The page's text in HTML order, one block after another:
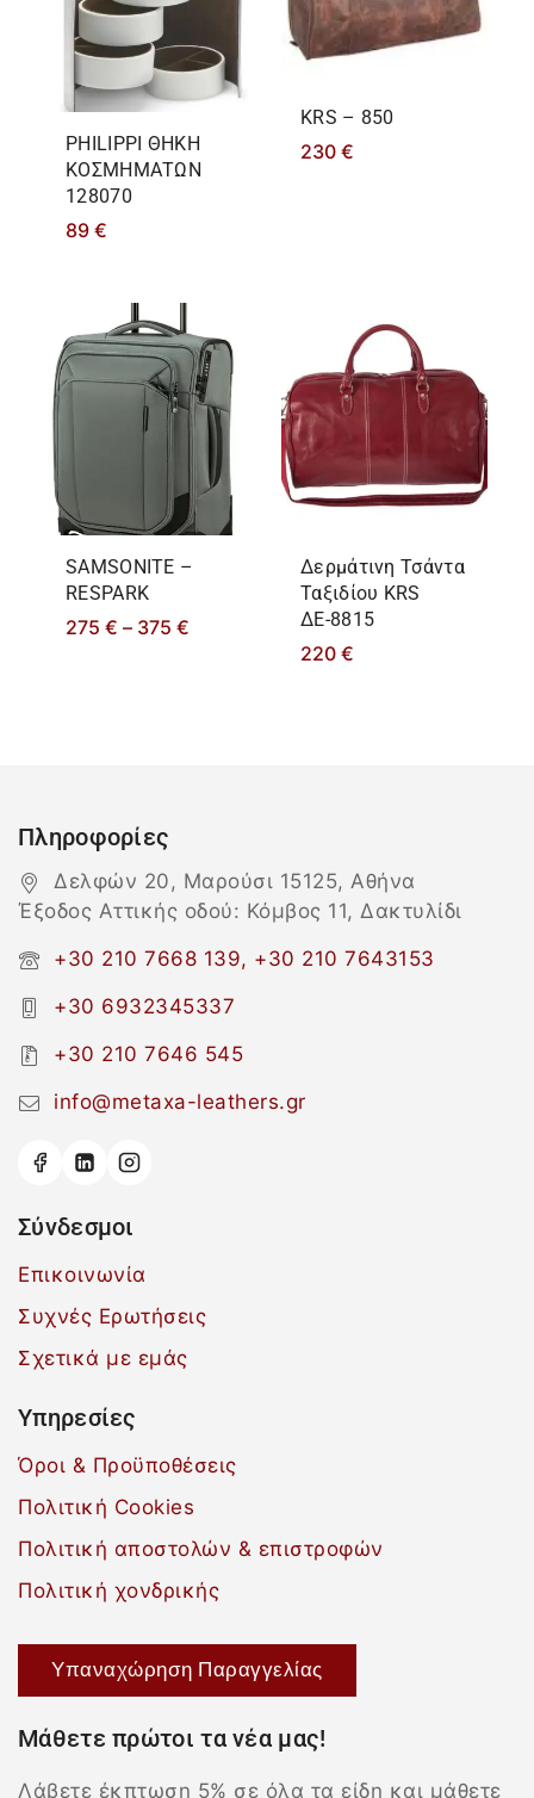
PHILIPPΙ ΘΗΚΗ
ΚΟΣΜΗΜΑΤΩΝ
128070
89 €
KRS – 850
230 €
SAMSONITE –
RESPARK
275 € – 375 €
Δερμάτινη Τσάντα
Ταξιδίου KRS
ΔΕ-8815
220 €
Πληροφορίες
Δελφών 20, Μαρούσι 15125, Αθήνα
Έξοδος Αττικής οδού: Κόμβος 11, Δακτυλίδι
+30 210 7668 139, +30 210 7643153
+30 6932345337
+30 210 7646 545
info@metaxa-leathers.gr
Σύνδεσμοι
Επικοινωνία
Συχνές Ερωτήσεις
Σχετικά με εμάς
Υπηρεσίες
Όροι & Προϋποθέσεις
Πολιτική Cookies
Πολιτική αποστολών & επιστροφών
Πολιτική χονδρικής
Υπαναχώρηση Παραγγελίας
Μάθετε πρώτοι τα νέα μας!
Λάβετε έκπτωση 5% σε όλα τα είδη και μάθετε